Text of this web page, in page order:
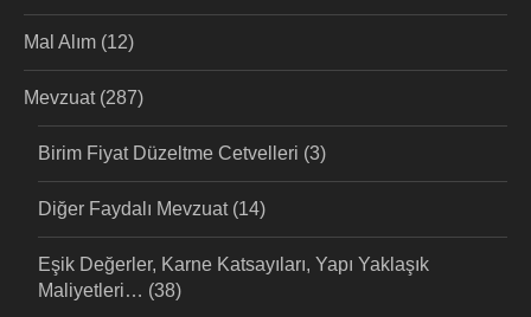
Mal Alım (12)
Mevzuat(287)
Birim Fiyat Düzeltme Cetvelleri (3)
Diğer Faydalı Mevzuat(14)
Eşik Değerler, Karne Katsayıları, Yapı Yaklaşık
Maliyetleri… (38)